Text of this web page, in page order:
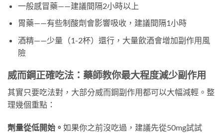
一般感冒藥——建議間隔2小時以上
胃藥——有些制酸劑會影響吸收，建議間隔1小時
酒精——少量（1-2杯）還行，大量飲酒會增加副作用風
險
威而鋼正確吃法：藥師教你最大程度減少副作用
其實只要吃法對，大部分威而鋼副作用都可以大幅減輕。整
理幾個重點：
劑量從低開始。 如果你之前沒吃過，建議先從50mg試試